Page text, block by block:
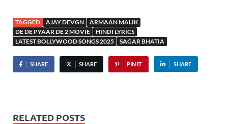
TAGGED AJAY DEVGN
ARMAAN MALIK
DE DE PYAAR DE 2 MOVIE
HINDI LYRICS
LATEST BOLLYWOOD SONGS 2025
SAGAR BHATIA
SHARE SHARE PIN IT SHARE
RELATED POSTS